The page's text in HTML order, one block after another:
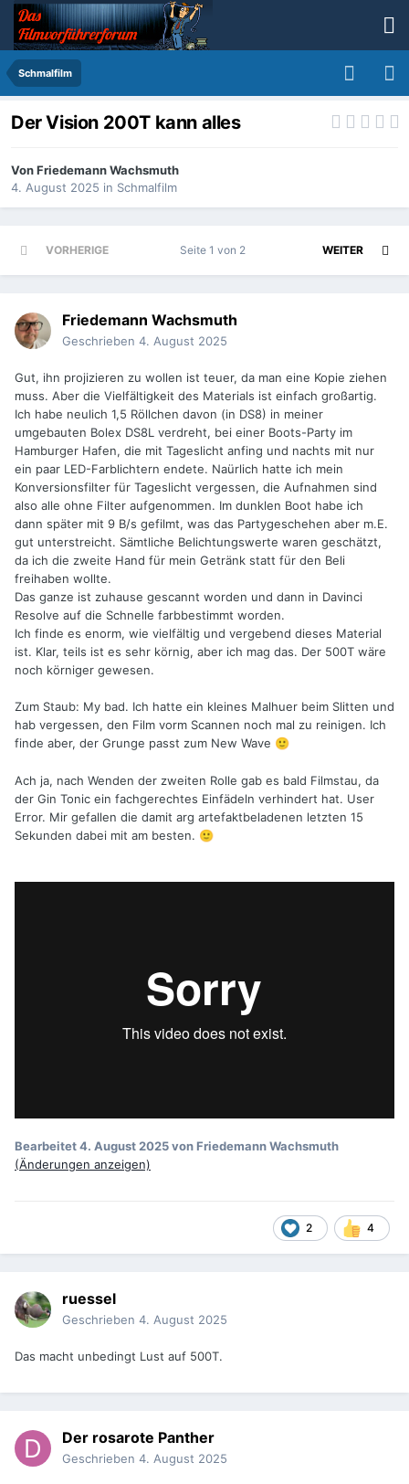
Schmalfilm
Der Vision 200T kann alles
VonFriedemann Wachsmuth
4. August 2025 in Schmalfilm
VORHERIGE WEITER
Seite 1 von 2
Friedemann Wachsmuth
Geschrieben 4. August 2025
Gut, ihn projizieren zu wollen ist teuer, da man eine Kopie ziehen
muss. Aber die Vielfältigkeit des Materials ist einfach großartig.
Ich habe neulich 1,5 Röllchen davon (in DS8) in meiner
umgebauten Bolex DS8L verdreht, bei einer Boots-Party im
Hamburger Hafen, die mit Tageslicht anfing und nachts mit nur
ein paar LED-Farblichtern endete. Naürlich hatte ich mein
Konversionsfilter für Tageslicht vergessen, die Aufnahmen sind
also alle ohne Filter aufgenommen. Im dunklen Boot habe ich
dann später mit 9 B/s gefilmt, was das Partygeschehen aber m.E.
gut unterstreicht. Sämtliche Belichtungswerte waren geschätzt,
da ich die zweite Hand für mein Getränk statt für den Beli
freihaben wollte.
Das ganze ist zuhause gescannt worden und dann in Davinci
Resolve auf die Schnelle farbbestimmt worden.
Ich finde es enorm, wie vielfältig und vergebend dieses Material
ist. Klar, teils ist es sehr körnig, aber ich mag das. Der 500T wäre
noch körniger gewesen.
Zum Staub: My bad. Ich hatte ein kleines Malhuer beim Slitten und
hab vergessen, den Film vorm Scannen noch mal zu reinigen. Ich
finde aber, der Grunge passt zum New Wave 🙂
Ach ja, nach Wenden der zweiten Rolle gab es bald Filmstau, da
der Gin Tonic ein fachgerechtes Einfädeln verhindert hat. User
Error. Mir gefallen die damit arg artefaktbeladenen letzten 15
Sekunden dabei mit am besten. 🙂
Bearbeitet4. August 2025von Friedemann Wachsmuth
(Änderungen anzeigen)
2 4
ruessel
Geschrieben 4. August 2025
Das macht unbedingt Lust auf 500T.
Der rosarote Panther
Geschrieben 4. August 2025